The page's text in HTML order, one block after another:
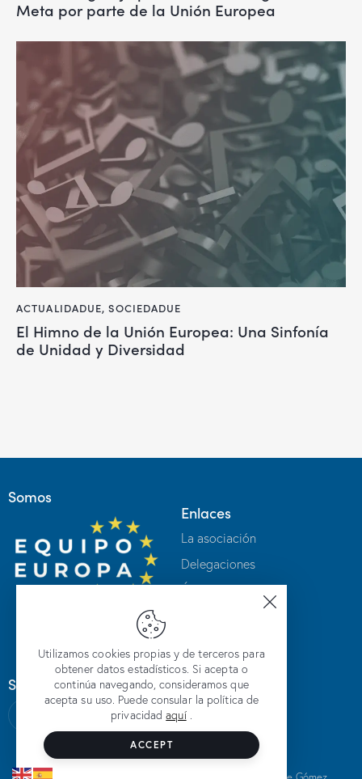
Meta por parte de la Unión Europea
ACTUALIDADUE,SOCIEDADUE
El Himno de la Unión Europea: Una Sinfonía
de Unidad y Diversidad
Somos
Enlaces
La asociación
Delegaciones
Únete
Síguenos en redes
Utilizamos cookies propias y de terceros para
obtener datos estadísticos. Si acepta o
continúa navegando, consideramos que
acepta su uso. Puede consular la política de
privacidadaquí.
ACCEPT